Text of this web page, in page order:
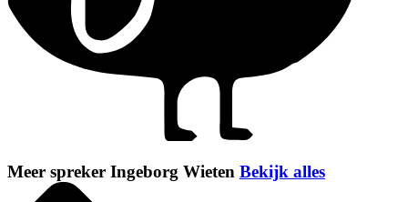
Meer spreker Ingeborg Wieten Bekijk alles